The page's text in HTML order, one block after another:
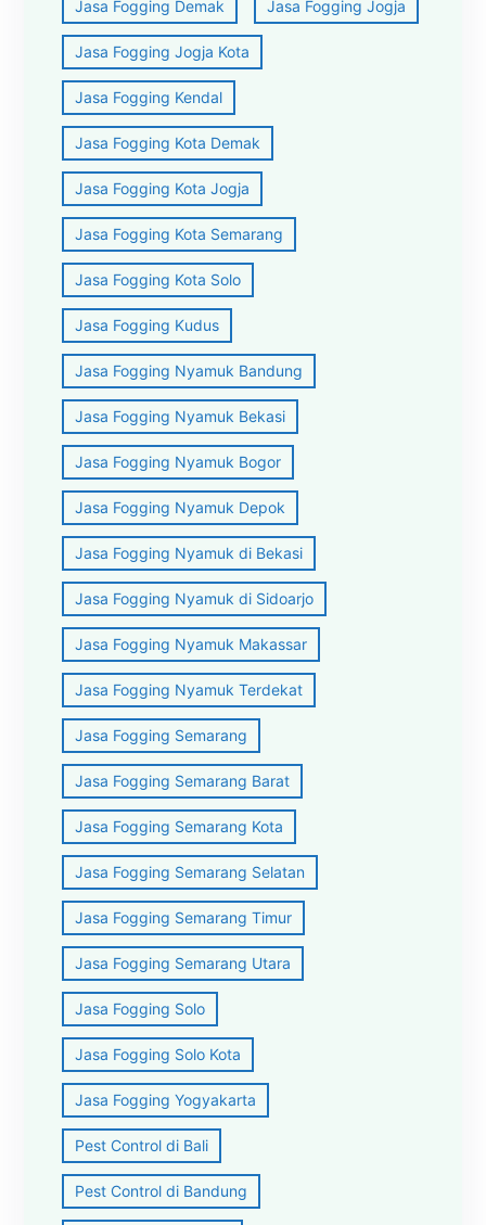
Jasa Fogging Demak Jasa Fogging Jogja
Jasa Fogging Jogja Kota
Jasa Fogging Kendal
Jasa Fogging Kota Demak
Jasa Fogging Kota Jogja
Jasa Fogging Kota Semarang
Jasa Fogging Kota Solo
Jasa Fogging Kudus
Jasa Fogging Nyamuk Bandung
Jasa Fogging Nyamuk Bekasi
Jasa Fogging Nyamuk Bogor
Jasa Fogging Nyamuk Depok
Jasa Fogging Nyamuk di Bekasi
Jasa Fogging Nyamuk di Sidoarjo
Jasa Fogging Nyamuk Makassar
Jasa Fogging Nyamuk Terdekat
Jasa Fogging Semarang
Jasa Fogging Semarang Barat
Jasa Fogging Semarang Kota
Jasa Fogging Semarang Selatan
Jasa Fogging Semarang Timur
Jasa Fogging Semarang Utara
Jasa Fogging Solo
Jasa Fogging Solo Kota
Jasa Fogging Yogyakarta
Pest Control di Bali
Pest Control di Bandung